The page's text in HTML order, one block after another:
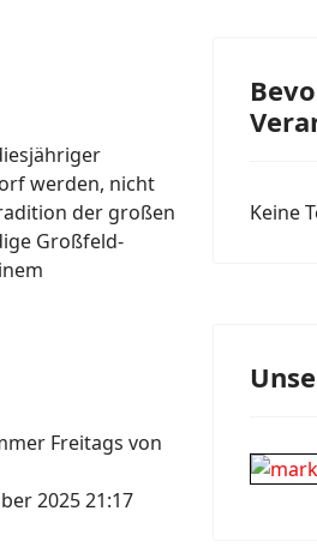
werden, nicht
der großen
Großfeld-
Freitags von
2025 21:17
Keine